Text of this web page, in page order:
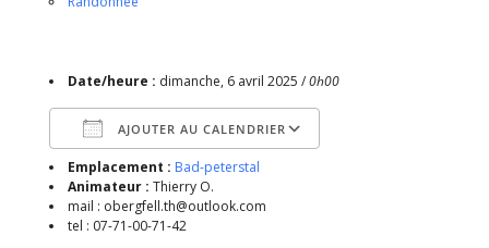
Date/heure : dimanche, 6 avril 2025 /0h00
AJOUTER AU CALENDRIER
Télécharger ICS
Emplacement : Bad-peterstal
Animateur : Thierry O.
mail : obergfell.th@outlook.com
tel : 07-71-00-71-42